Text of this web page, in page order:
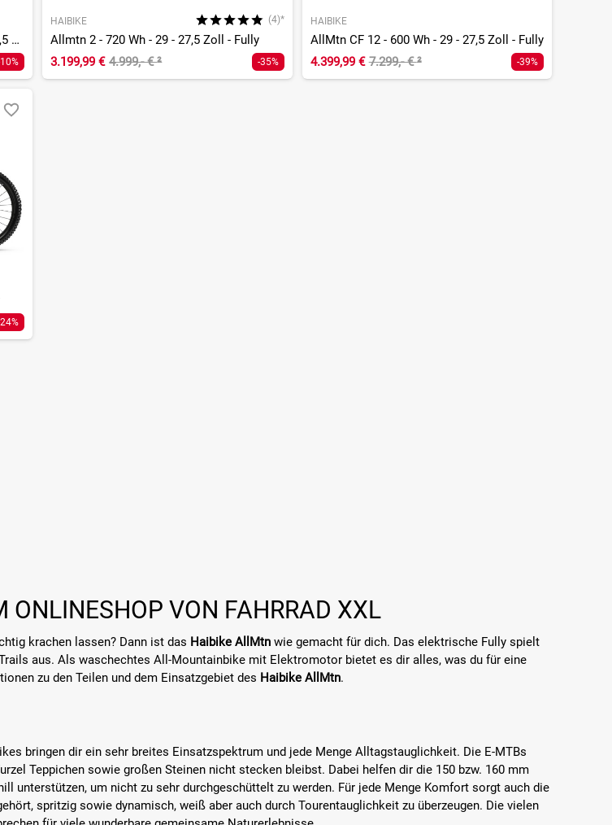
Allmtn CF 11 TRN/IQ - 800 Wh - 29 - 27,5 Zoll - Fully
HAIBIKE (4)*
Allmtn 2 - 720 Wh - 29 - 27,5 Zoll - Fully
3.199,99 € 4.999,- €² -35%
HAIBIKE
AllMtn CF 12 - 600 Wh - 29 - 27,5 Zoll - Fully
4.399,99 € 7.299,- €² -39%
VON FAHRRAD XXL
krachen lassen? Dann ist das Haibike AllMtnwie gemacht für dich. Das elektrische Fully spielt
aus. Als waschechtes All-Mountainbike mit Elektromotor bietet es dir alles, was du für eine
zu den Teilen und dem Einsatzgebiet des Haibike AllMtn.
bringen dir ein sehr breites Einsatzspektrum und jede Menge Alltagstauglichkeit. Die E-MTBs
Teppichen sowie großen Steinen nicht stecken bleibst. Dabei helfen dir die 150 bzw. 160 mm
unterstützen, um nicht zu sehr durchgeschüttelt zu werden. Für jede Menge Komfort sorgt auch die
spritzig sowie dynamisch, weiß aber auch durch Tourentauglichkeit zu überzeugen. Die vielen